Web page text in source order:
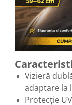
Vizieră
adaptare la
Protecție